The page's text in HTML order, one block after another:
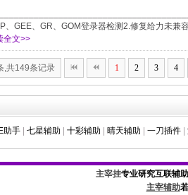
、GEE、GR、GOM登录器检测2.修复给力未兼
全文>>
,共149条记录 1 2 3 4
助手 七星辅助 十彩辅助 晴天辅助 一刀插件
主宰挂专业研究互联辅
主宰辅助